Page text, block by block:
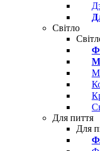
Світло
Для пиття
Для